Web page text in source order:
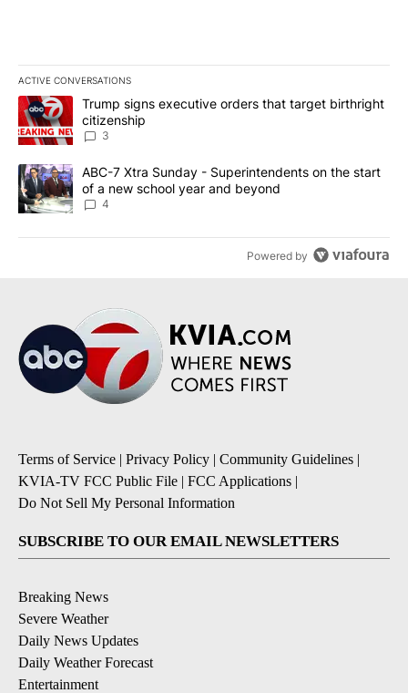
ACTIVE CONVERSATIONS
The following is a list of the most commented articles in the last
A trending article titled "Trump signs executive orders that
Trump signs executive orders that target birthright
citizenship
3
A trending article titled "ABC-7 Xtra Sunday - Superintendents
ABC-7 Xtra Sunday - Superintendents on the start
of a new school year and beyond
4
Powered by
Terms of Service | Privacy Policy | Community Guidelines |
KVIA-TV FCC Public File | FCC Applications |
Do Not Sell My Personal Information
SUBSCRIBE TO OUR EMAIL NEWSLETTERS
Breaking News
Severe Weather
Daily News Updates
Daily Weather Forecast
Entertainment